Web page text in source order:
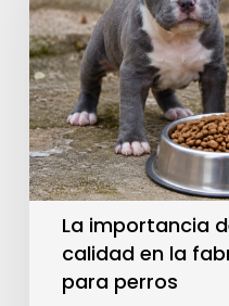
La importancia
calidad en la
para perros